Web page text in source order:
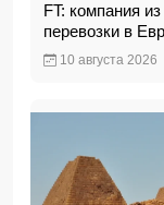
FT: компания
перевозки в
10 августа 2026